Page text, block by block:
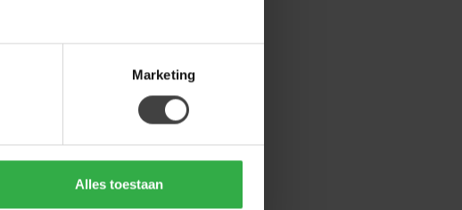
Marketing
Alles toestaan